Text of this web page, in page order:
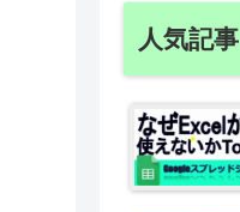
人気記事